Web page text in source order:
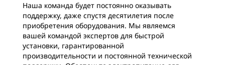
Наша команда будет постоянно оказывать
поддержку, даже спустя десятилетия после
приобретения оборудования. Мы являемся
вашей командой экспертов для быстрой
установки, гарантированной
производительности и постоянной технической